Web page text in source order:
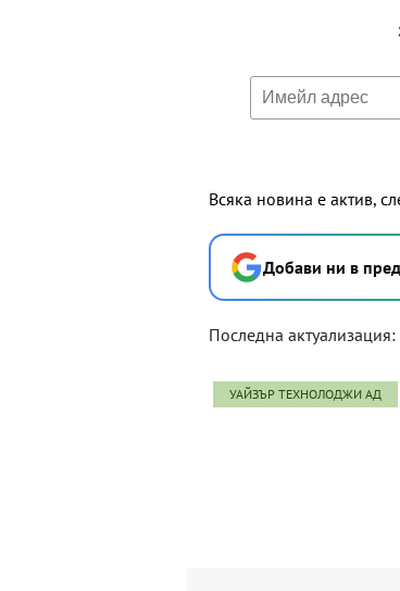
Всяка новина е актив,
Добави ни в
Последна актуализация:
УАЙЗЪР ТЕХНОЛОДЖИ АД